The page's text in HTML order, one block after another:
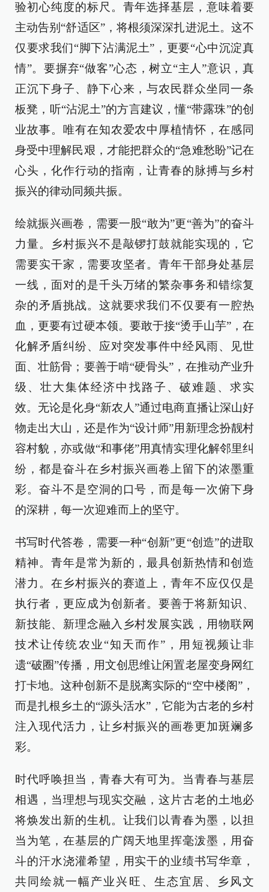
验初心纯度的标尺。青年选择基层，意味着要
主动告别“舒适区”，将根须深深扎进泥土。这不
仅要求我们“脚下沾满泥土”，更要“心中沉淀真
情”。要摒弃“做客”心态，树立“主人”意识，真
正沉下身子、静下心来，与农民群众坐同一条
板凳，听“沾泥土”的方言建议，懂“带露珠”的创
业故事。唯有在知农爱农中厚植情怀，在感同
身受中理解民艰，才能把群众的“急难愁盼”记在
心头，化作行动的指南，让青春的脉搏与乡村
振兴的律动同频共振。
绘就振兴画卷，需要一股“敢为”更“善为”的奋斗
力量。乡村振兴不是敲锣打鼓就能实现的，它
需要实干家，需要攻坚者。青年干部身处基层
一线，面对的是千头万绪的繁杂事务和错综复
杂的矛盾挑战。这就要求我们不仅要有一腔热
血，更要有过硬本领。要敢于接“烫手山芋”，在
化解矛盾纠纷、应对突发事件中经风雨、见世
面、壮筋骨；要善于啃“硬骨头”，在推动产业升
级、壮大集体经济中找路子、破难题、求实
效。无论是化身“新农人”通过电商直播让深山好
物走出大山，还是作为“设计师”用新理念扮靓村
容村貌，亦或做“和事佬”用真情实理化解邻里纠
纷，都是奋斗在乡村振兴画卷上留下的浓墨重
彩。奋斗不是空洞的口号，而是每一次俯下身
的深耕，每一次迎难而上的坚守。
书写时代答卷，需要一种“创新”更“创造”的进取
精神。青年是常为新的，最具创新热情和创造
潜力。在乡村振兴的赛道上，青年不应仅仅是
执行者，更应成为创新者。要善于将新知识、
新技能、新理念融入乡村发展实践，用物联网
技术让传统农业“知天而作”，用短视频让非
遗“破圈”传播，用文创思维让闲置老屋变身网红
打卡地。这种创新不是脱离实际的“空中楼阁”，
而是扎根乡土的“源头活水”，它能为古老的乡村
注入现代活力，让乡村振兴的画卷更加斑斓多
彩。
时代呼唤担当，青春大有可为。当青春与基层
相遇，当理想与现实交融，这片古老的土地必
将焕发出新的生机。让我们以青春为墨，以担
当为笔，在基层的广阔天地里挥毫泼墨，用奋
斗的汗水浇灌希望，用实干的业绩书写华章，
共同绘就一幅产业兴旺、生态宜居、乡风文